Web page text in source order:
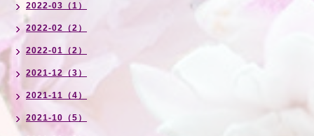
2022-03（1）
2022-02（2）
2022-01（2）
2021-12（3）
2021-11（4）
2021-10（5）